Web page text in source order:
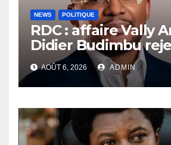
NEWS POLITIQUE
RDC : affaire Vally
Didier Budimbu
accusations et
laisser la justice
vérité
AOÛT 6, 2026 ADMIN